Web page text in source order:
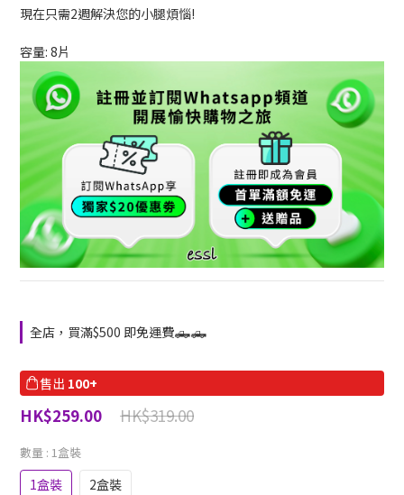
現在只需2週解決您的小腿煩惱!
容量: 8片
全店，買滿$500 即免運費🛻🛻
售出 100+
HK$319.00
HK$259.00
數量 : 1盒裝
1盒裝 2盒裝